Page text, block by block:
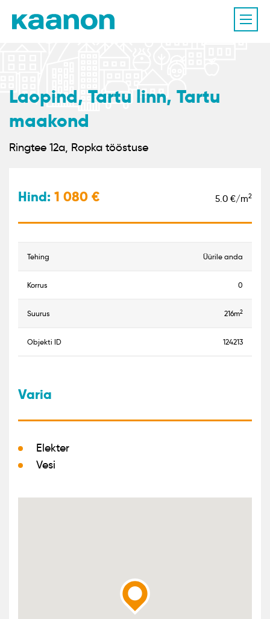
Laopind, Tartu linn, Tartu
maakond
Ringtee 12a, Ropka tööstuse
Hind: 1 080 5.0 €/m2
tehing Üürile anda
korrus 0
suurus 216m2
objekti ID 124213
Varia
Elekter
Vesi